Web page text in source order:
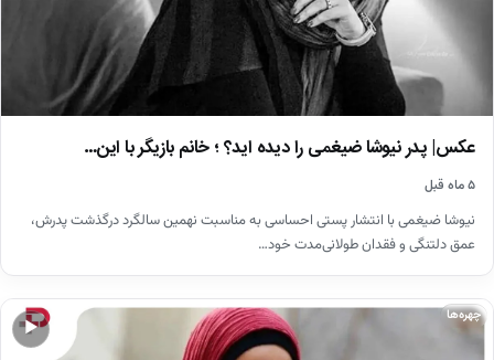
عکس| پدر نیوشا ضیغمی را دیده اید؟ ؛ خانم بازیگر با این…
۵ ماه قبل
نیوشا ضیغمی با انتشار پستی احساسی به مناسبت نهمین سالگرد درگذشت پدرش،
عمق دلتنگی و فقدان طولانی‌مدت خود…
▶
چهره‌ها